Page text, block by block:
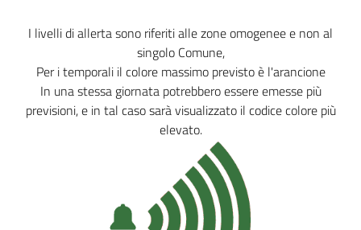
I livelli di allerta sono riferiti alle zone omogenee e non al
singolo Comune,
Per i temporali il colore massimo previsto è l'arancione
In una stessa giornata potrebbero essere emesse più
previsioni, e in tal caso sarà visualizzato il codice colore più
elevato.